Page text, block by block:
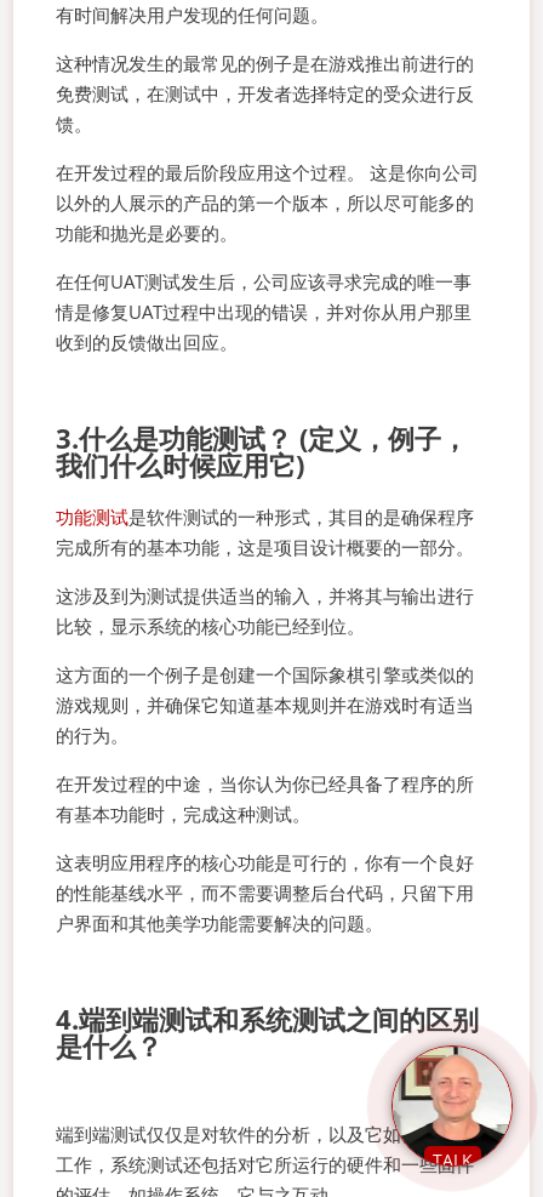
有时间解决用户发现的任何问题。
这种情况发生的最常见的例子是在游戏推出前进行的
免费测试，在测试中，开发者选择特定的受众进行反
馈。
在开发过程的最后阶段应用这个过程。 这是你向公司
以外的人展示的产品的第一个版本，所以尽可能多的
功能和抛光是必要的。
在任何UAT测试发生后，公司应该寻求完成的唯一事
情是修复UAT过程中出现的错误，并对你从用户那里
收到的反馈做出回应。
3.什么是功能测试？ (定义，例子，
我们什么时候应用它)
功能测试是软件测试的一种形式，其目的是确保程序
完成所有的基本功能，这是项目设计概要的一部分。
这涉及到为测试提供适当的输入，并将其与输出进行
比较，显示系统的核心功能已经到位。
这方面的一个例子是创建一个国际象棋引擎或类似的
游戏规则，并确保它知道基本规则并在游戏时有适当
的行为。
在开发过程的中途，当你认为你已经具备了程序的所
有基本功能时，完成这种测试。
这表明应用程序的核心功能是可行的，你有一个良好
的性能基线水平，而不需要调整后台代码，只留下用
户界面和其他美学功能需要解决的问题。
4.端到端测试和系统测试之间的区别
是什么？
端到端测试仅仅是对软件的分析，以及它如何有效地
工作，系统测试还包括对它所运行的硬件和一些固件
TALK